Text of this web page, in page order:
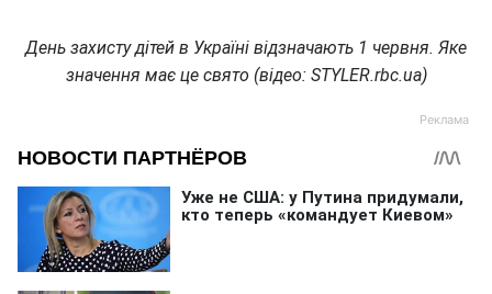
День захисту дітей в Україні відзначають 1 червня. Яке
значення має це свято (відео: STYLER.rbc.ua)